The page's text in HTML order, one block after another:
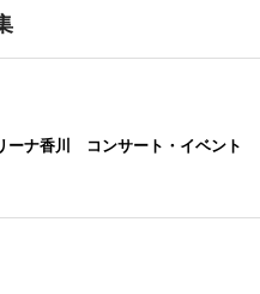
ーナ香川 コンサート・イベント